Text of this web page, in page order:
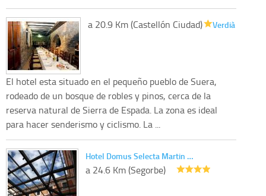
Verdià
a 20.9 Km (Castellón Ciudad)
El hotel esta situado en el pequeño pueblo de Suera,
rodeado de un bosque de robles y pinos, cerca de la
reserva natural de Sierra de Espada. La zona es ideal
para hacer senderismo y ciclismo. La ...
Hotel Domus Selecta Martin …
a 24.6 Km (Segorbe)